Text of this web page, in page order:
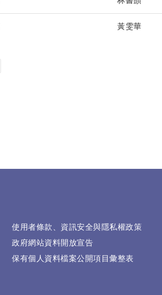
黃雯華
使用者條款、資訊安全與隱私權政策
政府網站資料開放宣告
保有個人資料檔案公開項目彙整表